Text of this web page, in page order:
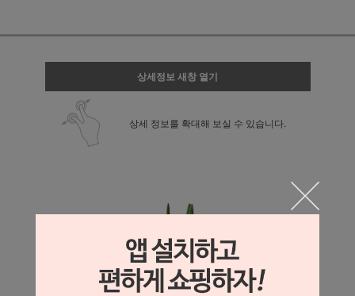
상세정보 새창 열기
상세 정보를 확대해 보실 수 있습니다.